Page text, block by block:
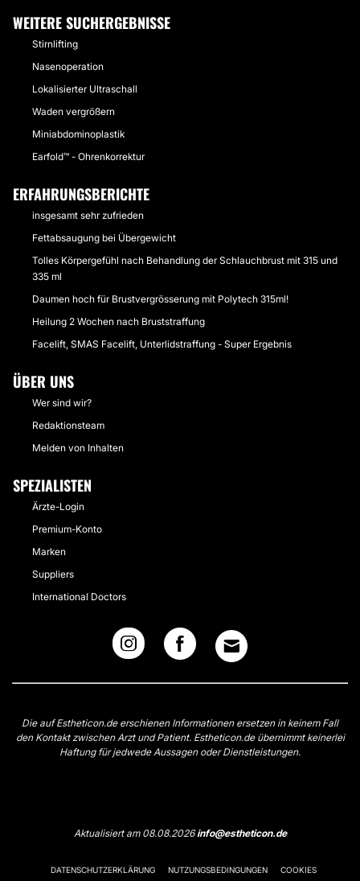
WEITERE SUCHERGEBNISSE
Stirnlifting
Nasenoperation
Lokalisierter Ultraschall
Waden vergrößern
Miniabdominoplastik
Earfold™ - Ohrenkorrektur
ERFAHRUNGSBERICHTE
insgesamt sehr zufrieden
Fettabsaugung bei Übergewicht
Tolles Körpergefühl nach Behandlung der Schlauchbrust mit 315 und
335 ml
Daumen hoch für Brustvergrösserung mit Polytech 315ml!
Heilung 2 Wochen nach Bruststraffung
Facelift, SMAS Facelift, Unterlidstraffung - Super Ergebnis
ÜBER UNS
Wer sind wir?
Redaktionsteam
Melden von Inhalten
SPEZIALISTEN
Ärzte-Login
Premium-Konto
Marken
Suppliers
International Doctors
Die auf Estheticon.de erschienen Informationen ersetzen in keinem Fall
den Kontakt zwischen Arzt und Patient. Estheticon.de übernimmt keinerlei
Haftung für jedwede Aussagen oder Dienstleistungen.
Aktualisiert am 08.08.2026info@estheticon.de
DATENSCHUTZERKLÄRUNG NUTZUNGSBEDINGUNGEN COOKIES